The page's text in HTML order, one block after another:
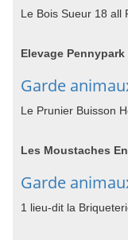
Le Bois Sueur 18 all
Elevage Pennypark
Garde
Le Prunier Buisson
Les Moustaches
Garde
1 lieu-dit la